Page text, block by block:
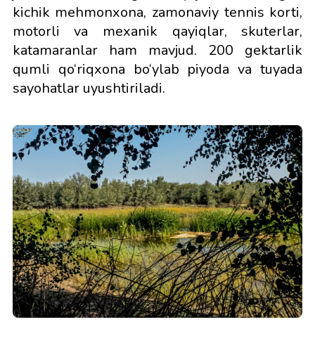
kichik mehmonxona, zamonaviy tennis korti,
motorli va mexanik qayiqlar, skuterlar,
katamaranlar ham mavjud. 200 gektarlik
qumli qo‘riqxona bo‘ylab piyoda va tuyada
sayohatlar uyushtiriladi.